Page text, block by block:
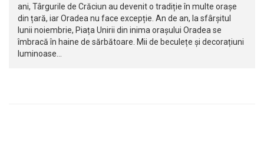
ani, Târgurile de Crăciun au devenit o tradiție în multe orașe
din țară, iar Oradea nu face excepție. An de an, la sfârșitul
lunii noiembrie, Piața Unirii din inima orașului Oradea se
îmbracă în haine de sărbătoare. Mii de beculețe și decorațiuni
luminoase…